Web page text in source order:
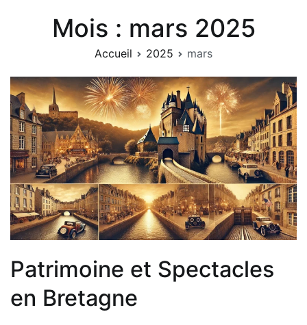
Mois : mars 2025
Accueil 2025 mars
Patrimoine et Spectacles
en Bretagne